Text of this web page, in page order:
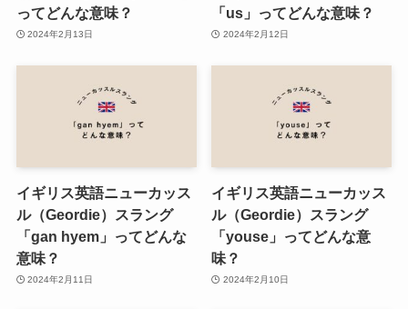
ってどんな意味？
2024年2月13日
「us」ってどんな意味？
2024年2月12日
イギリス英語ニューカッス
ル（Geordie）スラング
「gan hyem」ってどんな
意味？
2024年2月11日
イギリス英語ニューカッス
ル（Geordie）スラング
「youse」ってどんな意
味？
2024年2月10日